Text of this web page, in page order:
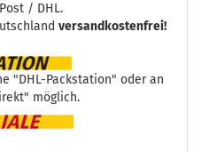
/ DHL.
versandkostenfrei!
Packstation" oder an
möglich.